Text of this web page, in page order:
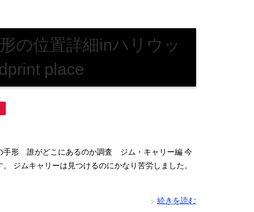
の位置詳細inハリウッ
place
手形 誰がどこにあるのか調査 ジム・キャリー編 今
ジムキャリーは見つけるのにかなり苦労しました。
続きを読む